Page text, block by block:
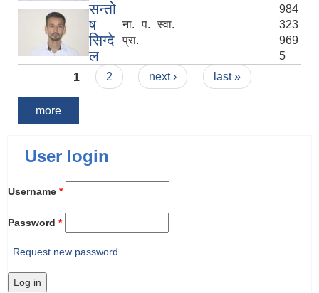
सन्तो
ष
सिग्दे
ल
ना. प. स्वा.
प्रा.
984
323
969
5
Pages
1 2 next › last »
more
User login
Username *
Password *
Request new password